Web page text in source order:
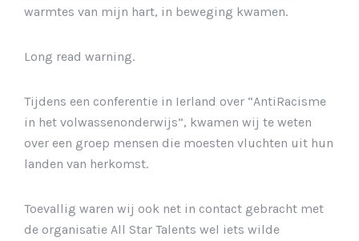
warmtes van mijn hart, in beweging kwamen.
Long read warning.
Tijdens een conferentie in Ierland over “AntiRacisme
in het volwassenonderwijs”, kwamen wij te weten
over een groep mensen die moesten vluchten uit hun
landen van herkomst.
Toevallig waren wij ook net in contact gebracht met
de organisatie All Star Talents wel iets wilde